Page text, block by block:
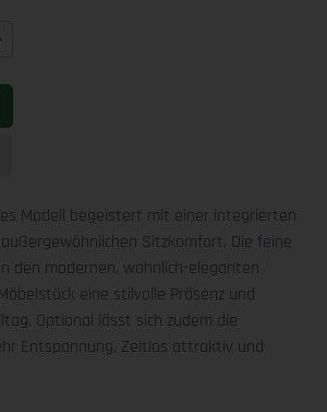
Modell begeistert mit einer integrierten
Sitzkomfort. Die feine
den modernen, wohnlich-eleganten
eine stilvolle Präsenz und
Optional lässt sich zudem die
Entspannung. Zeitlos attraktiv und